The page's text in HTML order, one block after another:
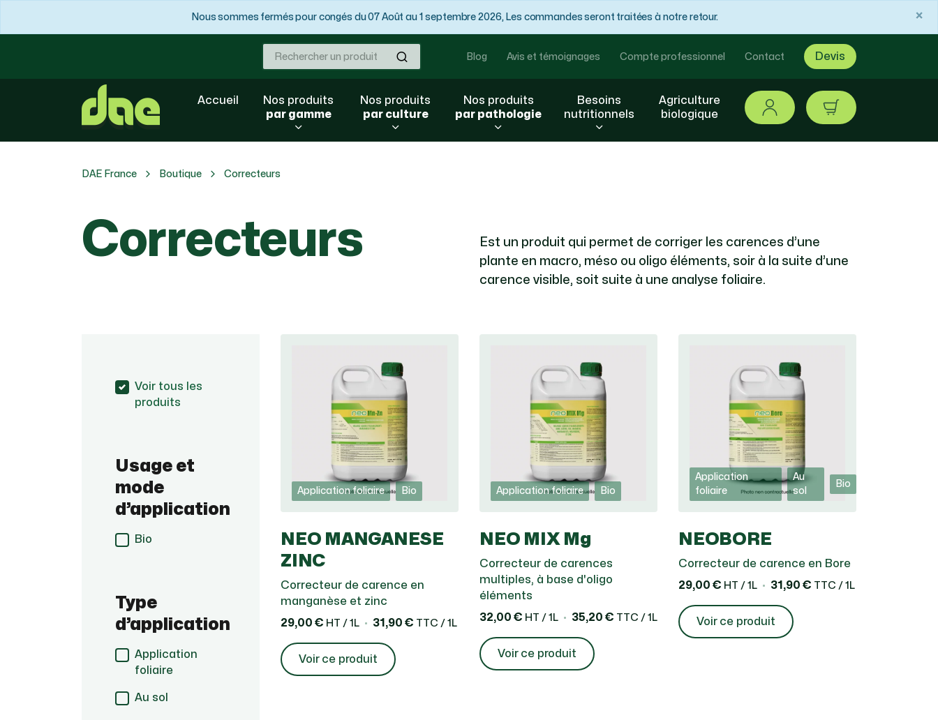
Nous sommes fermés pour congés du 07 Août au 1 septembre 2026, Les commandes seront traitées à notre retour. ×
Blog Avis et témoignages Compte professionnel Contact Devis
Accueil
Nos produits
par gamme
Nos produits
par culture
Nos produits
par pathologie
Besoins
nutritionnels
Agriculture
biologique
Se connecterarticle / 0,00 €
DAE France Boutique Correcteurs
Correcteurs
Est un produit qui permet de corriger les carences d’une
plante en macro, méso ou oligo éléments, soir à la suite d’une
carence visible, soit suite à une analyse foliaire.
Application foliaire Bio
NEO MANGANESE
ZINC
Correcteur de carence en
manganèse et zinc
29,00 € HT / 1L 31,90 € TTC / 1L
Voir ce produit
Application foliaire Bio
NEO MIX Mg
Correcteur de carences
multiples, à base d'oligo
éléments
32,00 € HT / 1L 35,20 € TTC / 1L
Voir ce produit
Application
foliaire
Au
sol
Bio
NEOBORE
Correcteur de carence en Bore
29,00 € HT / 1L 31,90 € TTC / 1L
Voir ce produit
Voir tous les
produits
Usage et
mode
d’application
Bio
Type
d’application
Application
foliaire
Au sol